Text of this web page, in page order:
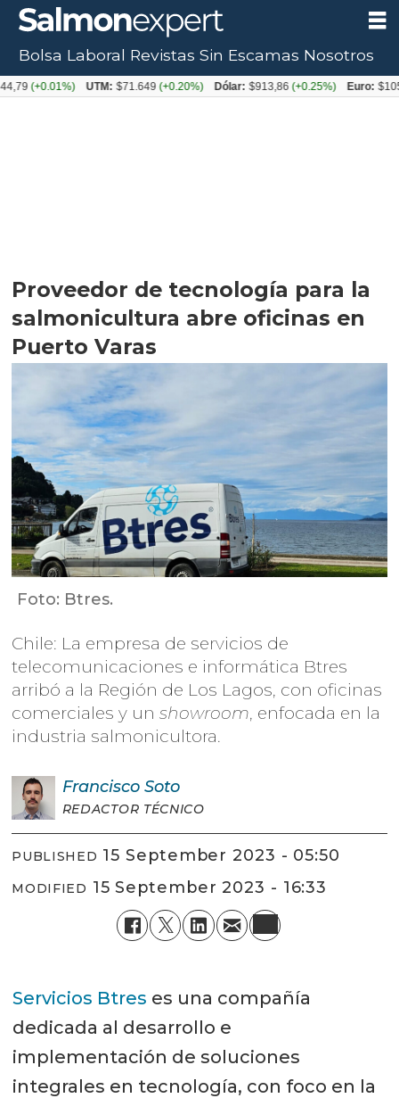
Proveedor de tecnología para la
salmonicultura abre oficinas en
Puerto Varas
Foto: Btres.
Chile: La empresa de servicios de
telecomunicaciones e informática Btres
arribó a la Región de Los Lagos, con oficinas
comerciales y unshowroom, enfocada en la
industria salmonicultora.
Francisco Soto
REDACTOR TÉCNICO
PUBLISHED 15 September 2023 - 05:50
MODIFIED 15 September 2023 - 16:33
Servicios Btres es una compañía
dedicada al desarrollo e
implementación de soluciones
integrales en tecnología, con foco en la
Bolsa Laboral Revistas Sin Escamas Nosotros
UTM: $71.649(+0.20%) Dólar: $913,86(+0.25%) Euro: $1053,08(-